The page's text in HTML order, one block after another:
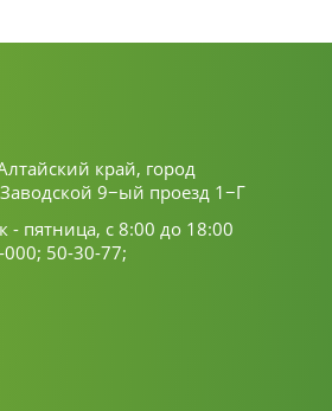
край, город
9−ый проезд 1−Г
- пятница, с 8:00 до 18:00
000; 50-30-77;